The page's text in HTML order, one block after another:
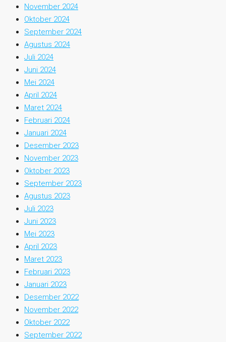
November 2024
Oktober 2024
September 2024
Agustus 2024
Juli 2024
Juni 2024
Mei 2024
April 2024
Maret 2024
Februari 2024
Januari 2024
Desember 2023
November 2023
Oktober 2023
September 2023
Agustus 2023
Juli 2023
Juni 2023
Mei 2023
April 2023
Maret 2023
Februari 2023
Januari 2023
Desember 2022
November 2022
Oktober 2022
September 2022